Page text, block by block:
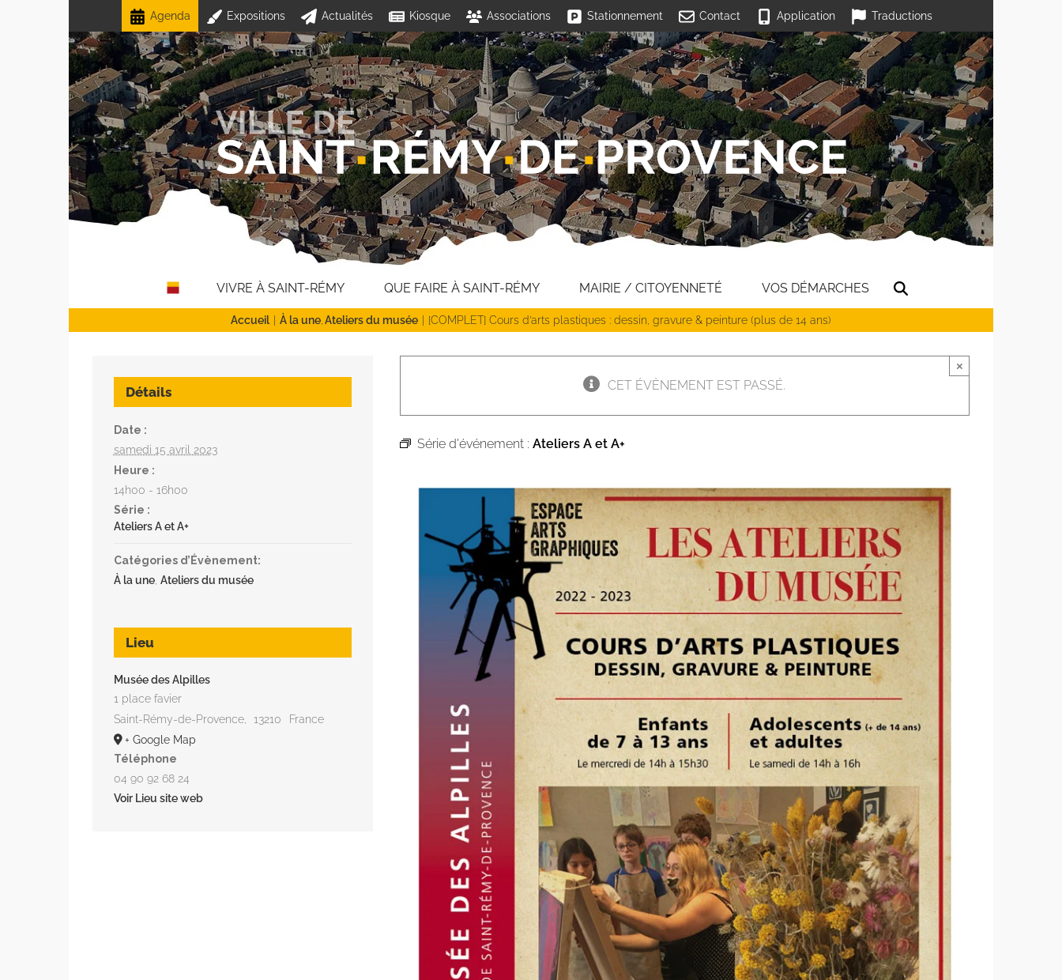
Agenda Expositions Actualités Kiosque Associations Stationnement Contact Application Traductions
VIVRE À SAINT-RÉMY QUE FAIRE À SAINT-RÉMY MAIRIE / CITOYENNETÉ VOS DÉMARCHES
Accueil À la une Ateliers du musée [COMPLET] Cours d’arts plastiques : dessin, gravure & peinture (plus de 14 ans)
CET ÉVÈNEMENT EST PASSÉ.
×
Série d'événement : Ateliers A et A+
Détails
Date :
samedi 15 avril 2023
Heure :
14h00 - 16h00
Série :
Ateliers A et A+
Catégories d’Évènement:
À la une, Ateliers du musée
Lieu
Musée des Alpilles
1 place favier
Saint-Rémy-de-Provence, 13210
France
+ Google Map
Téléphone
04 90 92 68 24
Voir Lieu site web